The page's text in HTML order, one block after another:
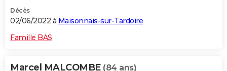
Décès
02/06/2022 à Maisonnais-sur-Tardoire
Famille BAS
Marcel MALCOMBE (84 ans)